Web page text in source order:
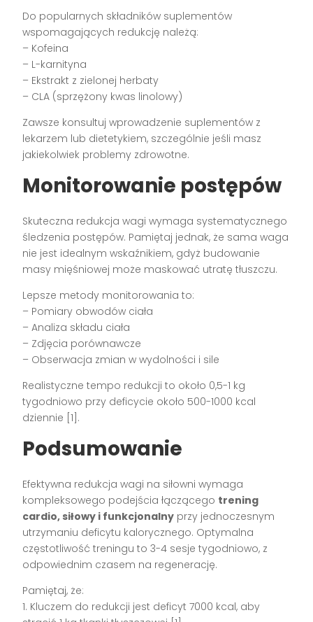
Do popularnych składników suplementów
wspomagających redukcję należą:
– Kofeina
– L-karnityna
– Ekstrakt z zielonej herbaty
– CLA (sprzężony kwas linolowy)
Zawsze konsultuj wprowadzenie suplementów z
lekarzem lub dietetykiem, szczególnie jeśli masz
jakiekolwiek problemy zdrowotne.
Monitorowanie postępów
Skuteczna redukcja wagi wymaga systematycznego
śledzenia postępów. Pamiętaj jednak, że sama waga
nie jest idealnym wskaźnikiem, gdyż budowanie
masy mięśniowej może maskować utratę tłuszczu.
Lepsze metody monitorowania to:
– Pomiary obwodów ciała
– Analiza składu ciała
– Zdjęcia porównawcze
– Obserwacja zmian w wydolności i sile
Realistyczne tempo redukcji to około 0,5-1 kg
tygodniowo przy deficycie około 500-1000 kcal
dziennie [1].
Podsumowanie
Efektywna redukcja wagi na siłowni wymaga
kompleksowego podejścia łączącego trening
cardio, siłowy i funkcjonalny przy jednoczesnym
utrzymaniu deficytu kalorycznego. Optymalna
częstotliwość treningu to 3-4 sesje tygodniowo, z
odpowiednim czasem na regenerację.
Pamiętaj, że:
1. Kluczem do redukcji jest deficyt 7000 kcal, aby